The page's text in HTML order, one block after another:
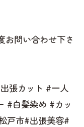
お問い合わせ下さ
張カット #一人
#白髪染め #カッ
戸市#出張美容#